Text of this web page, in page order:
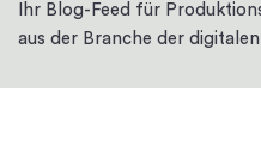
Ihr Blog-Feed für
aus der Branche der